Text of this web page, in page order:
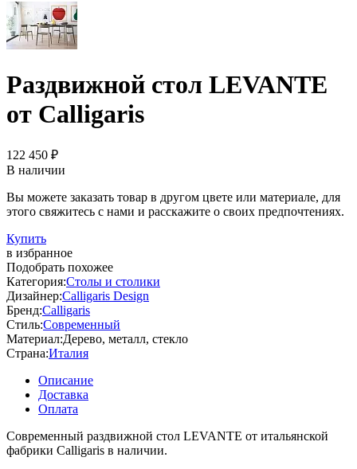
Раздвижной стол LEVANTE
от Calligaris
122 450 ₽
В наличии
Вы можете заказать товар в другом цвете или материале, для
этого свяжитесь с нами и расскажите о своих предпочтениях.
Купить
в избранное
Подобрать похожее
Категория:Столы и столики
Дизайнер:Calligaris Design
Бренд:Calligaris
Стиль:Современный
Материал:Дерево, металл, стекло
Страна:Италия
Описание
Доставка
Оплата
Современный раздвижной стол LEVANTE от итальянской
фабрики Calligaris в наличии.